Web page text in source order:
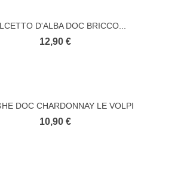
D'ALBA DOC BRICCO...
12,90 €
DOC CHARDONNAY LE VOLPI
10,90 €